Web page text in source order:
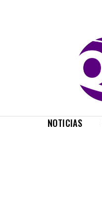
NOTICIAS